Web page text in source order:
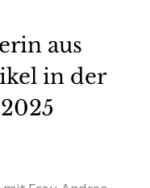
aus
in der